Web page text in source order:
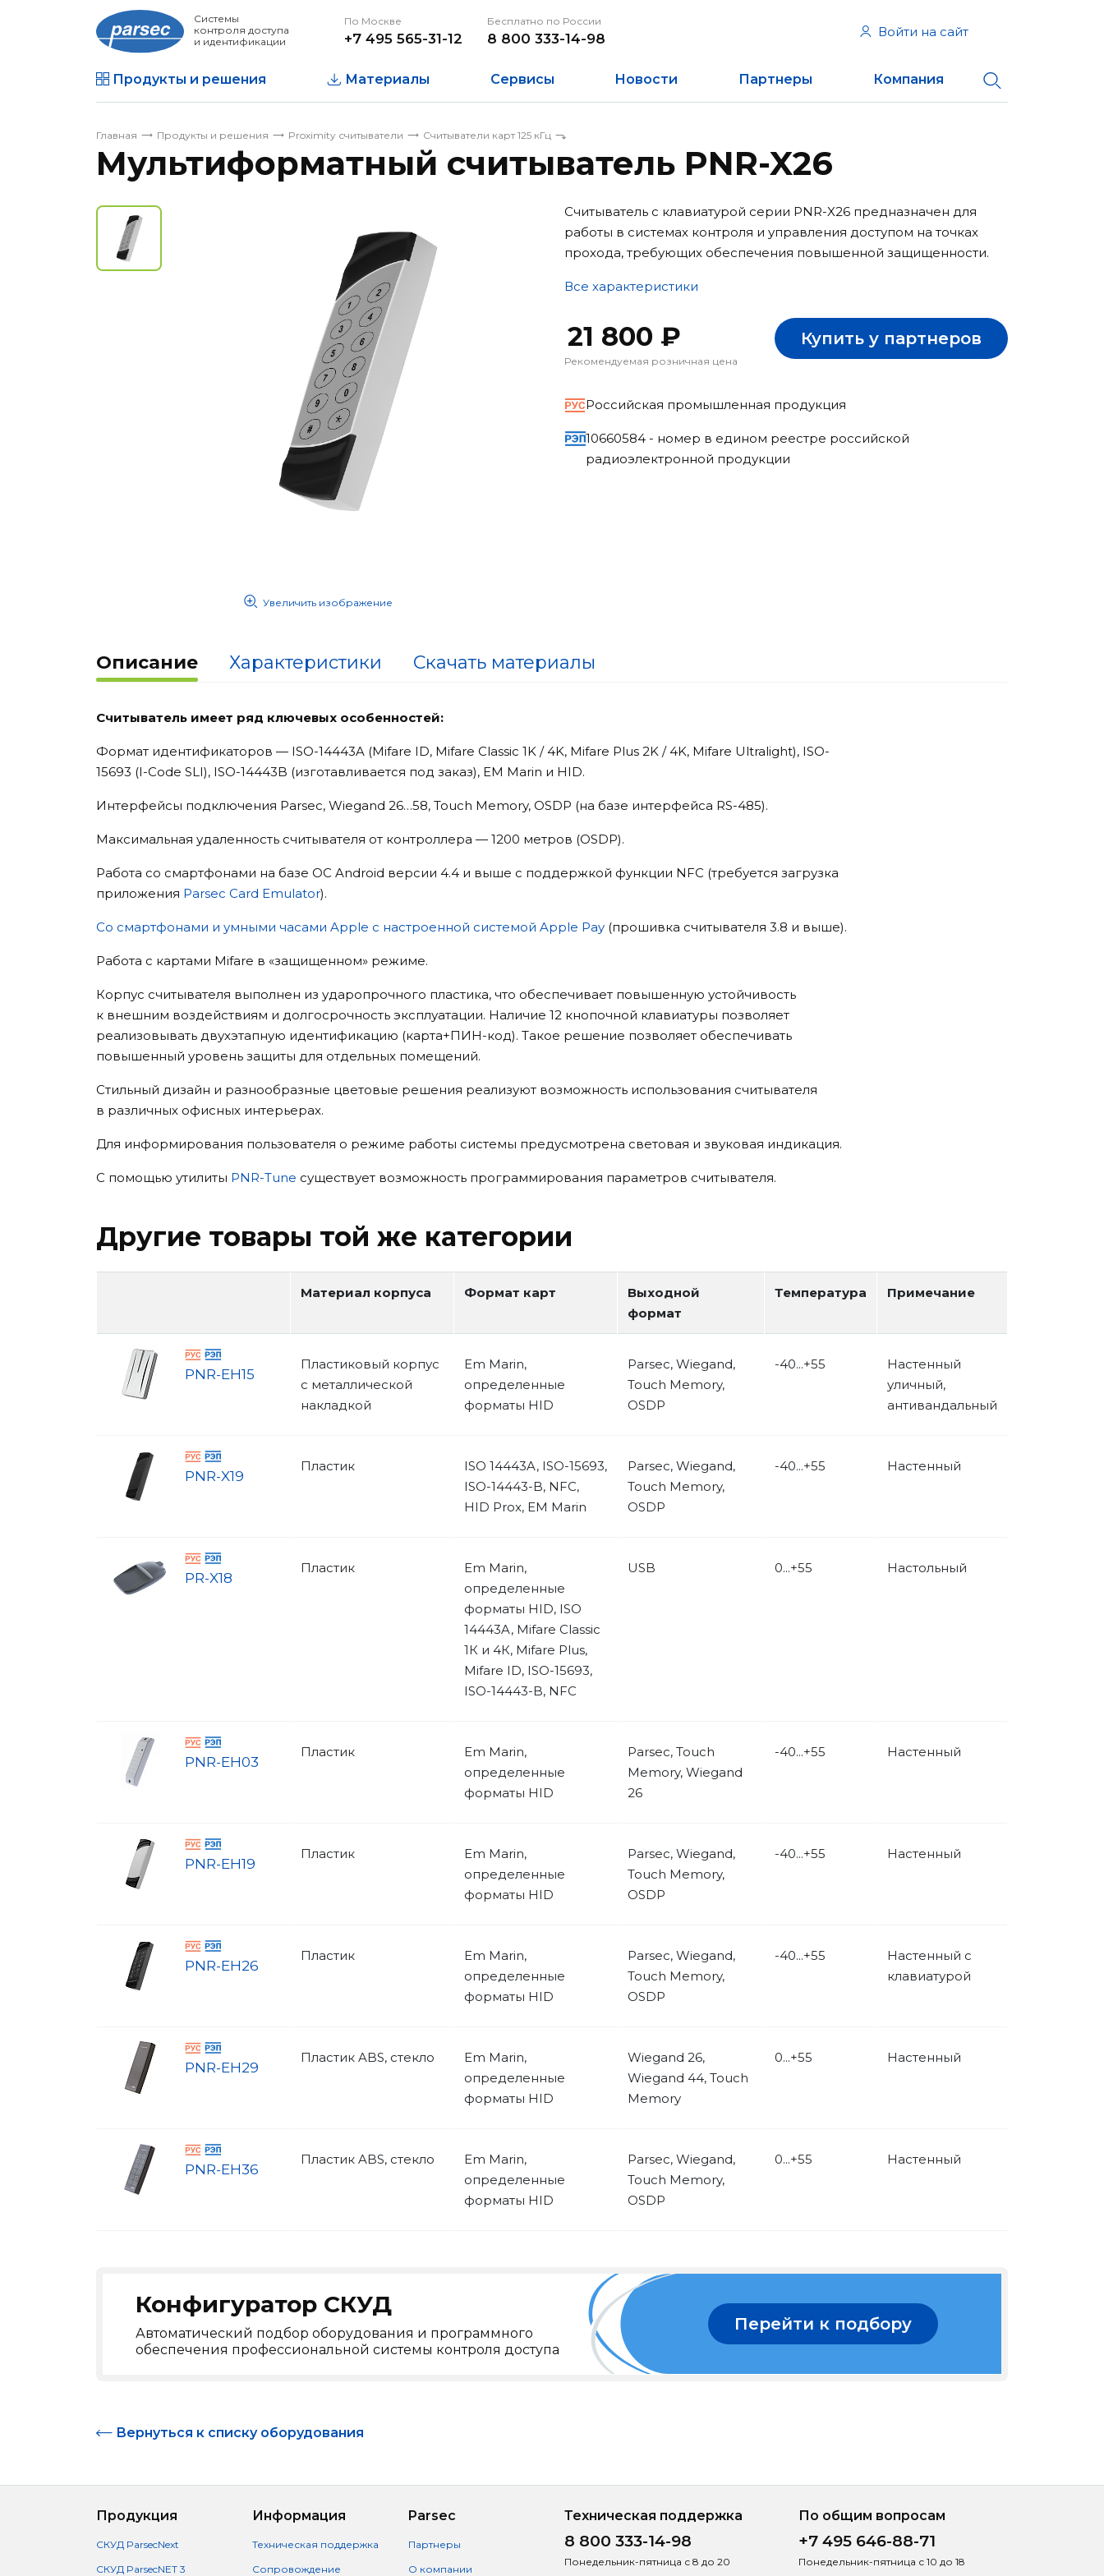
Системы
контроля доступа
и идентификации
По Москве
+7 495 565-31-12
Бесплатно по России
8 800 333-14-98 Войти на сайт
Продукты и решения Материалы Сервисы Новости Партнеры Компания
Главная Продукты и решения Proximity считыватели Считыватели карт 125 кГц
Мультиформатный считыватель PNR-X26
Увеличить изображение
Считыватель с клавиатурой серии PNR-X26 предназначен для
работы в системах контроля и управления доступом на точках
прохода, требующих обеспечения повышенной защищенности.
Все характеристики
21 800 ₽
Рекомендуемая розничная цена
Купить у партнеров
Российская промышленная продукция
10660584 - номер в едином реестре российской
радиоэлектронной продукции
Описание Характеристики Скачать материалы
Cчитыватель имеет ряд ключевых особенностей:
Формат идентификаторов — ISO-14443A (Mifare ID, Mifare Classiс 1K / 4K, Mifare Plus 2K / 4K, Mifare Ultralight), ISO-
15693 (I-Code SLI), ISO-14443B (изготавливается под заказ), EM Marin и HID.
Интерфейсы подключения Parsec, Wiegand 26…58, Touch Memory, OSDP (на базе интерфейса RS-485).
Максимальная удаленность считывателя от контроллера — 1200 метров (OSDP).
Работа со смартфонами на базе ОС Android версии 4.4 и выше с поддержкой функции NFC (требуется загрузка
приложения Parsec Card Emulator).
Со смартфонами и умными часами Apple с настроенной системой Apple Pay (прошивка считывателя 3.8 и выше).
Работа с картами Mifare в «защищенном» режиме.
Корпус считывателя выполнен из ударопрочного пластика, что обеспечивает повышенную устойчивость
к внешним воздействиям и долгосрочность эксплуатации. Наличие 12 кнопочной клавиатуры позволяет
реализовывать двухэтапную идентификацию (карта+ПИН-код). Такое решение позволяет обеспечивать
повышенный уровень защиты для отдельных помещений.
Стильный дизайн и разнообразные цветовые решения реализуют возможность использования считывателя
в различных офисных интерьерах.
Для информирования пользователя о режиме работы системы предусмотрена световая и звуковая индикация.
С помощью утилиты PNR-Tune существует возможность программирования параметров считывателя.
Другие товары той же категории
Материал корпуса Формат карт
Выходной
формат
Температура Примечание
PNR-EH15
Пластиковый корпус
с металлической
накладкой
Em Marin,
определенные
форматы HID
Parsec, Wiegand,
Touch Memory,
OSDP
-40...+55
Настенный
уличный,
антивандальный
PNR-X19
Пластик
ISO 14443A, ISO-15693,
ISO-14443-B, NFC,
HID Prox, EM Marin
Parsec, Wiegand,
Touch Memory,
OSDP
-40...+55 Настенный
PR-X18
Пластик
Em Marin,
определенные
форматы HID, ISO
14443A, Mifare Classic
1К и 4К, Mifare Plus,
Mifare ID, ISO-15693,
ISO-14443-B, NFC
USB 0...+55 Настольный
PNR-EH03
Пластик
Em Marin,
определенные
форматы HID
Parsec, Touch
Memory, Wiegand
26
-40...+55 Настенный
PNR-EH19
Пластик
Em Marin,
определенные
форматы HID
Parsec, Wiegand,
Touch Memory,
OSDP
-40...+55 Настенный
PNR-EH26
Пластик
Em Marin,
определенные
форматы HID
Parsec, Wiegand,
Touch Memory,
OSDP
-40...+55
Настенный с
клавиатурой
PNR-EH29
Пластик ABS, стекло
Em Marin,
определенные
форматы HID
Wiegand 26,
Wiegand 44, Touch
Memory
0...+55 Настенный
PNR-EH36
Пластик ABS, стекло
Em Marin,
определенные
форматы HID
Parsec, Wiegand,
Touch Memory,
OSDP
0...+55 Настенный
Конфигуратор СКУД
Автоматический подбор оборудования и программного
обеспечения профессиональной системы контроля доступа
Перейти к подбору
Вернуться к списку оборудования
Продукция
СКУД ParsecNext
СКУД ParsecNET 3
Информация
Техническая поддержка
Сопровождение
Parsec
Партнеры
О компании
Техническая поддержка
8 800 333-14-98
Понедельник-пятница с 8 до 20
По общим вопросам
+7 495 646-88-71
Понедельник-пятница с 10 до 18